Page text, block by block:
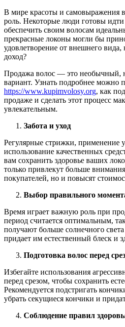
В мире красоты и самовыражения
роль. Некоторые люди готовы идти
обеспечить своим волосам
прекрасные локоны могли бы
удовлетворение от внешнего
доход?
Продажа волос — это необычный,
вариант. Узнать подробнее можно
https://www.kupimvolosy.org, как
продаже и сделать этот процесс
увлекательным.
Забота и уход
Регулярные стрижки, применение
использование качественных
вам сохранить здоровье ваших
только привлекут больше
покупателей, но и повысят
Выбор правильного
Время играет важную роль при
период считается оптимальным,
получают больше солнечного
придает им естественный блеск и
Подготовка волос перед
Избегайте использования
перед срезом, чтобы сохранить
Рекомендуется подстригать
убрать секущиеся кончики и
Соблюдение правил